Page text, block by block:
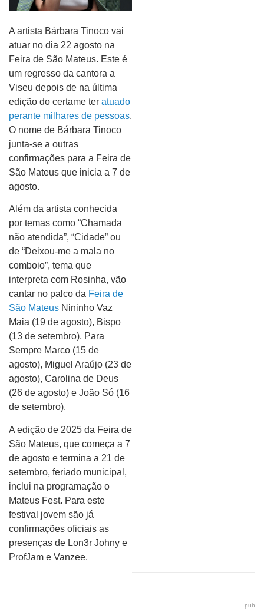
A artista Bárbara Tinoco vai
atuar no dia 22 agosto na
Feira de São Mateus. Este é
um regresso da cantora a
Viseu depois de na última
edição do certame ter atuado
perante milhares de pessoas.
O nome de Bárbara Tinoco
junta-se a outras
confirmações para a Feira de
São Mateus que inicia a 7 de
agosto.
Além da artista conhecida
por temas como “Chamada
não atendida”, “Cidade” ou
de “Deixou-me a mala no
comboio”, tema que
interpreta com Rosinha, vão
cantar no palco da Feira de
São Mateus Nininho Vaz
Maia (19 de agosto), Bispo
(13 de setembro), Para
Sempre Marco (15 de
agosto), Miguel Araújo (23 de
agosto), Carolina de Deus
(26 de agosto) e João Só (16
de setembro).
A edição de 2025 da Feira de
São Mateus, que começa a 7
de agosto e termina a 21 de
setembro, feriado municipal,
inclui na programação o
Mateus Fest. Para este
festival jovem são já
confirmações oficiais as
presenças de Lon3r Johny e
ProfJam e Vanzee.
pub